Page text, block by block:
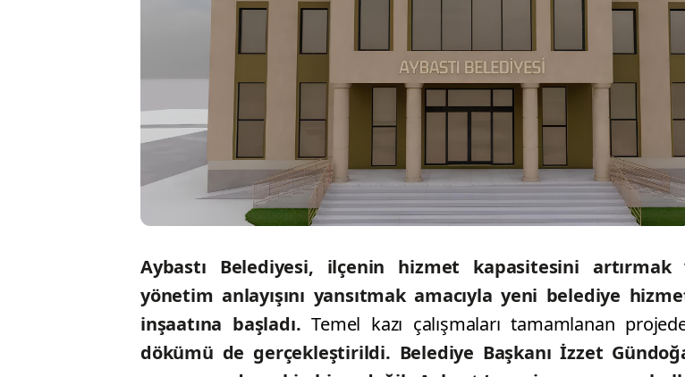
Aybastı Belediyesi, ilçenin hizmet kapasitesini artırmak
yönetim anlayışını yansıtmak amacıyla yeni belediye
inşaatına başladı.Temel kazı çalışmaları tamamlanan
dökümü de gerçekleştirildi. Belediye Başkanı İzzet